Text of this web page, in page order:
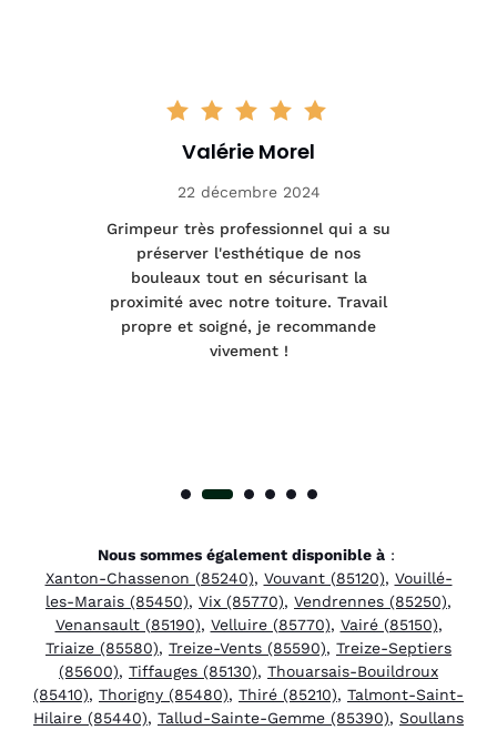
Valérie Morel
22 décembre 2024
Grimpeur très professionnel qui a su
préserver l'esthétique de nos
bouleaux tout en sécurisant la
proximité avec notre toiture. Travail
propre et soigné, je recommande
vivement !
Nous sommes également disponible à:
Xanton-Chassenon (85240), Vouvant (85120), Vouillé-
les-Marais (85450), Vix (85770), Vendrennes (85250),
Venansault (85190), Velluire (85770), Vairé (85150),
Triaize (85580), Treize-Vents (85590), Treize-Septiers
(85600), Tiffauges (85130), Thouarsais-Bouildroux
(85410), Thorigny (85480), Thiré (85210), Talmont-Saint-
Hilaire (85440), Tallud-Sainte-Gemme (85390), Soullans